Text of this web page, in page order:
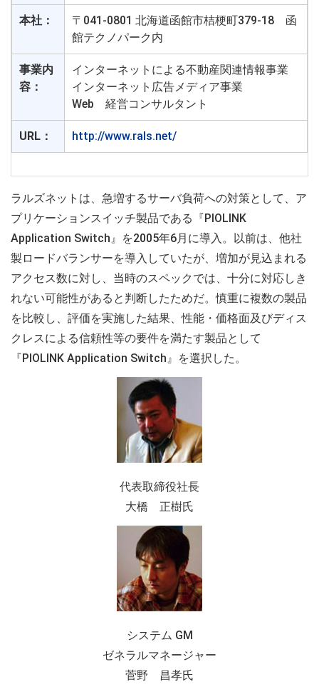
本社：
〒041-0801 北海道函館市桔梗町379-18 函
館テクノパーク内
事業内
容：
インターネットによる不動産関連情報事業
インターネット広告メディア事業
Web 経営コンサルタント
URL： http://www.rals.net/
ラルズネットは、急増するサーバ負荷への対策として、ア
プリケーションスイッチ製品である『PIOLINK
Application Switch』を2005年6月に導入。以前は、他社
製ロードバランサーを導入していたが、増加が見込まれる
アクセス数に対し、当時のスペックでは、十分に対応しき
れない可能性があると判断したためだ。慎重に複数の製品
を比較し、評価を実施した結果、性能・価格面及びディス
クレスによる信頼性等の要件を満たす製品として
『PIOLINK Application Switch』を選択した。
代表取締役社長
大橋 正樹氏
システム GM
ゼネラルマネージャー
菅野 昌孝氏